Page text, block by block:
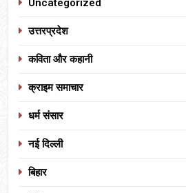
Uncategorized
उत्तरप्रदेश
कविता और कहानी
क्राइम समाचार
धर्म संसार
नई दिल्ली
बिहार